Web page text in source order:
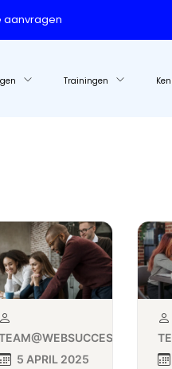
aanvragen
Trainingen
5 APRIL 2025